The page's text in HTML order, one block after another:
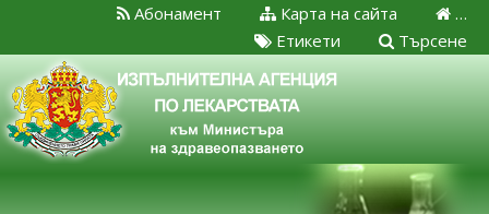
…
Карта на сайта
Абонамент
Търсене
Етикети